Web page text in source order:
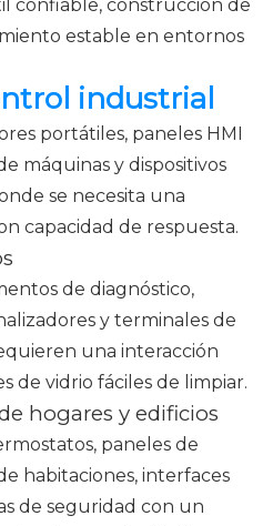
confiable, construcción de
estable en entornos
industrial
portátiles, paneles HMI
máquinas y dispositivos
se necesita una
capacidad de respuesta.
de diagnóstico,
y terminales de
una interacción
de vidrio fáciles de limpiar.
hogares y edificios
paneles de
habitaciones, interfaces
de seguridad con un